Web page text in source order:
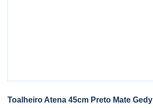
Toalheiro Atena 45cm Preto Mate Gedy